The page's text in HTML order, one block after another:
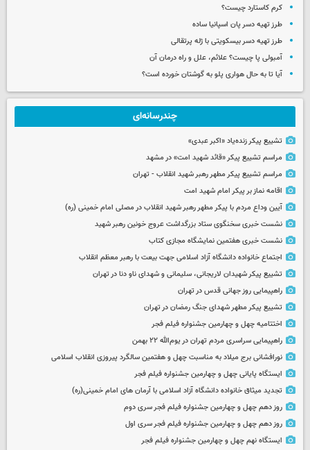
کرم کاستارد چیست؟
طرز تهیه دسر پان اسپانیا ساده
طرز تهیه دسر بیسکویتی با ژله پرتقالی
آمبولی پا چیست؟ علائم، علل و راه درمان آن
آیا تا به حال هواری پلو به گوشتان خورده است؟
چندرسانه‌ای
تشییع پیکر زنده‌یاد «اکبر عبدی»
مراسم تشییع پیکر «قائد شهید امت» در مشهد
مراسم تشییع پیکر مطهر رهبر شهید انقلاب - تهران
اقامه نماز بر پیکر امام شهید امت
آیین وداع مردم با پیکر مطهر رهبر شهید انقلاب در مصلی امام خمینی (ره)
نشست خبری سخنگوی ستاد بزرگداشت عروج خونین رهبر شهید
نشست خبری هفتمین نمایشگاه مجازی کتاب
اجتماع خانواده دانشگاه آزاد اسلامی جهت بیعت با رهبر معظم انقلاب
تشییع پیکر شهیدان لاریجانی، سلیمانی و شهدای ناو دنا در تهران
راهپیمایی روز جهانی قدس در تهران
تشییع پیکر مطهر شهدای جنگ رمضان در تهران
اختتامیه چهل و چهارمین جشنواره فیلم فجر
راهپیمایی سراسری مردم تهران در یوم‌الله ۲۲ بهمن
نورافشانی برج میلاد به مناسبت چهل‌ و هفتمین سالگرد پیروزی انقلاب اسلامی
ایستگاه پایانی چهل و چهارمین جشنواره فیلم فجر
تجدید میثاق خانواده دانشگاه آزاد اسلامی با آرمان های امام خمینی(ره)
روز دهم چهل و چهارمین جشنواره فیلم فجر سری دوم
روز دهم چهل و چهارمین جشنواره فیلم فجر سری اول
ایستگاه نهم چهل و چهارمین جشنواره فیلم فجر